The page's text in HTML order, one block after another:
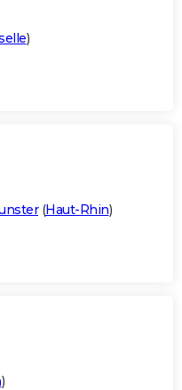
)
(Haut-Rhin)
)